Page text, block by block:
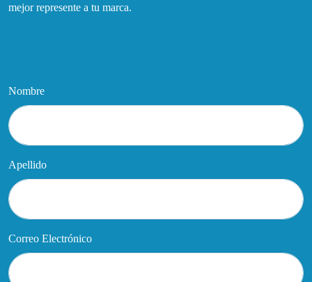
mejor represente a tu marca.
Nombre
Apellido
Correo Electrónico